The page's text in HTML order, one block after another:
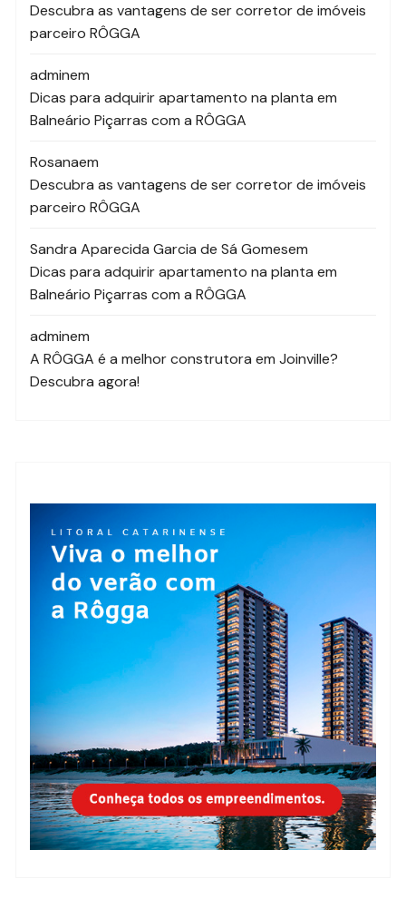
Descubra as vantagens de ser corretor de imóveis
parceiro RÔGGA
adminem
Dicas para adquirir apartamento na planta em
Balneário Piçarras com a RÔGGA
Rosanaem
Descubra as vantagens de ser corretor de imóveis
parceiro RÔGGA
Sandra Aparecida Garcia de Sá Gomesem
Dicas para adquirir apartamento na planta em
Balneário Piçarras com a RÔGGA
adminem
A RÔGGA é a melhor construtora em Joinville?
Descubra agora!